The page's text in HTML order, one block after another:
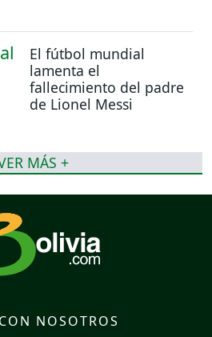
El fútbol mundial
lamenta el
fallecimiento del padre
de Lionel Messi
MÁS +
NOSOTROS